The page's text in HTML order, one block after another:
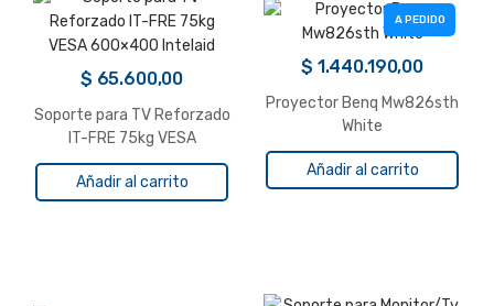
$ 65.600,00
Soporte para TV Reforzado
IT-FRE 75kg VESA
600×400 Intelaid
Añadir al carrito
A PEDIDO
$ 1.440.190,00
Proyector Benq Mw826sth
White
Añadir al carrito